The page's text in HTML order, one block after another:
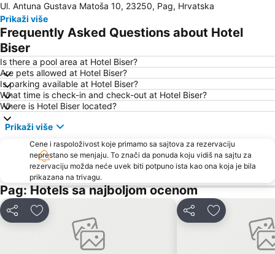
Avtobusni kolodvor Zadar - Liburnija
Šimuni
Sakarun Beach
Punta Veli Lošinj
Ul. Antuna Gustava Matoša 10, 23250, Pag, Hrvatska
Prikaži više
Frequently Asked Questions about Hotel
Biser
Is there a pool area at Hotel Biser?
Are pets allowed at Hotel Biser?
Is parking available at Hotel Biser?
What time is check-in and check-out at Hotel Biser?
Where is Hotel Biser located?
Prikaži više
Cene i raspoloživost koje primamo sa sajtova za rezervaciju
neprestano se menjaju. To znači da ponuda koju vidiš na sajtu za
rezervaciju možda neće uvek biti potpuno ista kao ona koja je bila
prikazana na trivagu.
Pag: Hotels sa najboljom ocenom
Deli Dodati u favorite Deli Dodati u